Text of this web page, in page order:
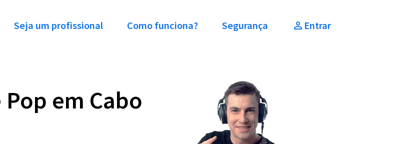
Seja um profissional Como funciona? Segurança Entrar
em Cabo